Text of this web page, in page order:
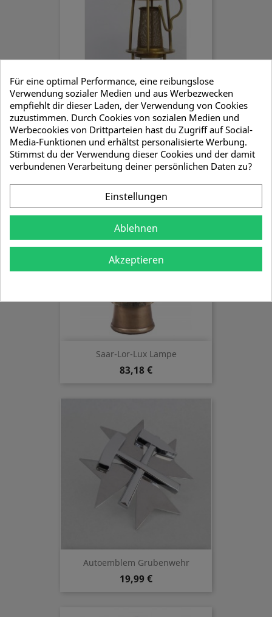
Mini Wetterlampen Set
35,58 €
Saar-Lor-Lux Lampe
83,18 €
Autoemblem Grubenwehr
19,99 €
Für eine optimal Performance, eine reibungslose
Verwendung sozialer Medien und aus Werbezwecken
empfiehlt dir dieser Laden, der Verwendung von Cookies
zuzustimmen. Durch Cookies von sozialen Medien und
Werbecookies von Drittparteien hast du Zugriff auf Social-
Media-Funktionen und erhältst personalisierte Werbung.
Stimmst du der Verwendung dieser Cookies und der damit
verbundenen Verarbeitung deiner persönlichen Daten zu?
Einstellungen
Ablehnen
Akzeptieren